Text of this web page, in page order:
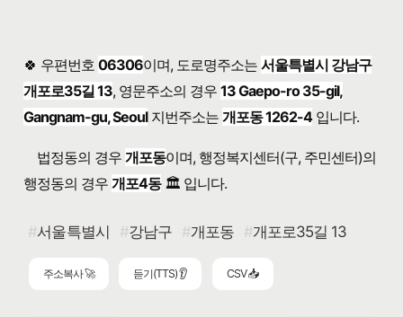
🍀 우편번호 06306이며, 도로명주소는서울특별시 강남구
개포로35길 13, 영문주소의 경우13 Gaepo-ro 35-gil,
Gangnam-gu, Seoul지번주소는개포동 1262-4입니다.
법정동의 경우 개포동이며, 행정복지센터(구, 주민센터)의
행정동의 경우 개포4동🏛️ 입니다.
서울특별시 강남구 개포동 개포로35길 13
주소복사 🚀 듣기(TTS) 👂 CSV 📥